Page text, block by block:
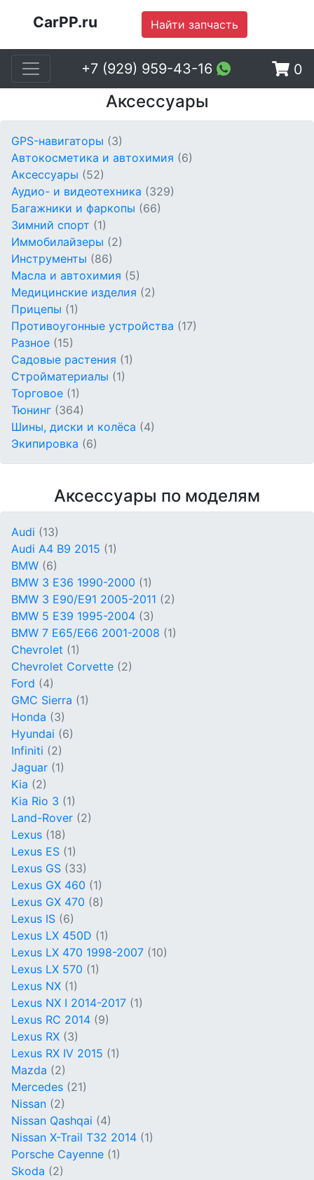
CarPP.ru Найти запчасть
+7 (929) 959-43-16 0
Аксессуары
GPS-навигаторы (3)
Автокосметика и автохимия (6)
Аксессуары (52)
Аудио- и видеотехника (329)
Багажники и фаркопы (66)
Зимний спорт (1)
Иммобилайзеры (2)
Инструменты (86)
Масла и автохимия (5)
Медицинские изделия (2)
Прицепы (1)
Противоугонные устройства (17)
Разное (15)
Садовые растения (1)
Стройматериалы (1)
Торговое (1)
Тюнинг (364)
Шины, диски и колёса (4)
Экипировка (6)
Аксессуары по моделям
Audi (13)
Audi A4 B9 2015 (1)
BMW (6)
BMW 3 E36 1990-2000 (1)
BMW 3 E90/E91 2005-2011 (2)
BMW 5 E39 1995-2004 (3)
BMW 7 E65/E66 2001-2008 (1)
Chevrolet (1)
Chevrolet Corvette (2)
Ford (4)
GMC Sierra (1)
Honda (3)
Hyundai (6)
Infiniti (2)
Jaguar (1)
Kia (2)
Kia Rio 3 (1)
Land-Rover (2)
Lexus (18)
Lexus ES (1)
Lexus GS (33)
Lexus GX 460 (1)
Lexus GX 470 (8)
Lexus IS (6)
Lexus LX 450D (1)
Lexus LX 470 1998-2007 (10)
Lexus LX 570 (1)
Lexus NX (1)
Lexus NX I 2014-2017 (1)
Lexus RC 2014 (9)
Lexus RX (3)
Lexus RX IV 2015 (1)
Mazda (2)
Mercedes (21)
Nissan (2)
Nissan Qashqai (4)
Nissan X-Trail T32 2014 (1)
Porsche Cayenne (1)
Skoda (2)